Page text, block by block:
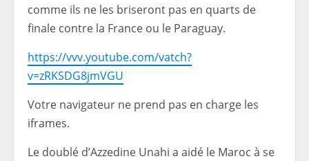
comme ils ne les briseront pas en quarts de
finale contre la France ou le Paraguay.
https://vvv.youtube.com/vatch?
v=zRKSDG8jmVGU
Votre navigateur ne prend pas en charge les
iframes.
Le doublé d’Azzedine Unahi a aidé le Maroc à se